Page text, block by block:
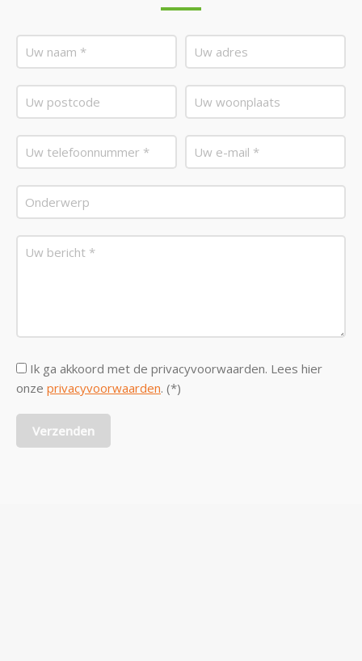
Ik ga akkoord met de privacyvoorwaarden. Lees hier
onze privacyvoorwaarden. (*)